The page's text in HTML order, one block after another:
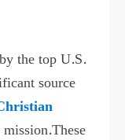
the top U.S.
source